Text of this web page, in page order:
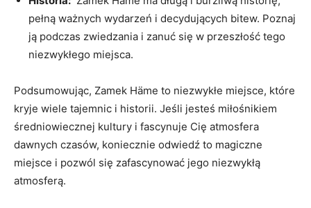
pełną ważnych wydarzeń i decydujących bitew. Poznaj
ją podczas ⁣zwiedzania i zanuć się w przeszłość tego
niezwykłego miejsca.
Podsumowując, Zamek Häme to niezwykłe miejsce, które
kryje wiele tajemnic i historii.⁢ Jeśli jesteś miłośnikiem
średniowiecznej ‌kultury i fascynuje Cię atmosfera‍
dawnych czasów, koniecznie odwiedź to​ magiczne
miejsce i pozwól‍ się‍ zafascynować jego niezwykłą‍
atmosferą.